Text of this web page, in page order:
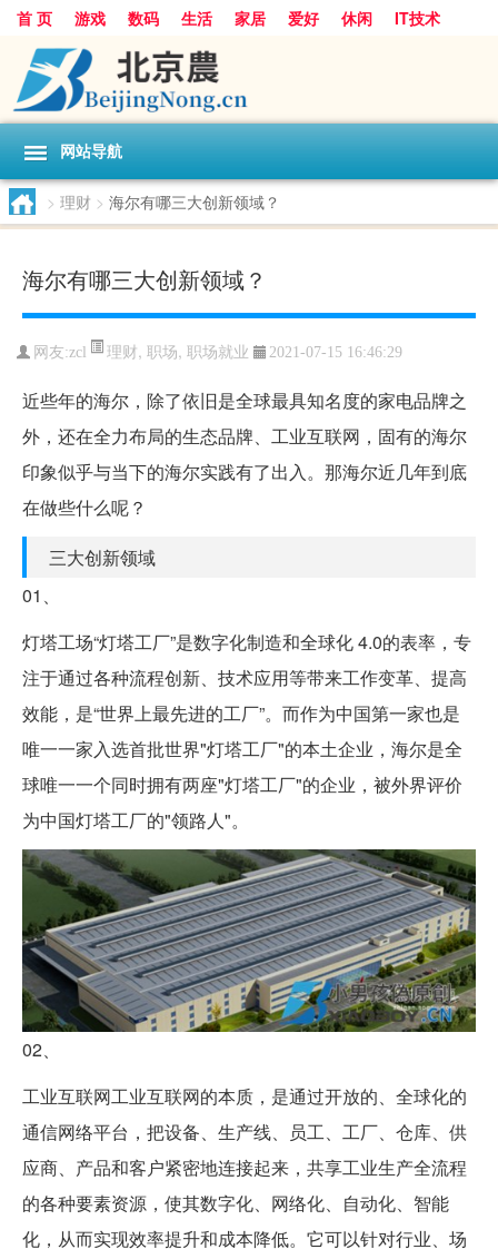
首 页 游戏 数码 生活 家居 爱好 休闲
IT技术
互联网
手机 购物
网站导航
> 理财 > 海尔有哪三大创新领域？
海尔有哪三大创新领域？
网友:zcl 理财, 职场, 职场就业 2021-07-15 16:46:29
近些年的海尔，除了依旧是全球最具知名度的家电品牌之
外，还在全力布局的生态品牌、工业互联网，固有的海尔
印象似乎与当下的海尔实践有了出入。那海尔近几年到底
在做些什么呢？
三大创新领域
01、
灯塔工场“灯塔工厂”是数字化制造和全球化 4.0的表率，专
注于通过各种流程创新、技术应用等带来工作变革、提高
效能，是“世界上最先进的工厂”。而作为中国第一家也是
唯一一家入选首批世界"灯塔工厂"的本土企业，海尔是全
球唯一一个同时拥有两座"灯塔工厂"的企业，被外界评价
为中国灯塔工厂的"领路人"。
02、
工业互联网工业互联网的本质，是通过开放的、全球化的
通信网络平台，把设备、生产线、员工、工厂、仓库、供
应商、产品和客户紧密地连接起来，共享工业生产全流程
的各种要素资源，使其数字化、网络化、自动化、智能
化，从而实现效率提升和成本降低。它可以针对行业、场